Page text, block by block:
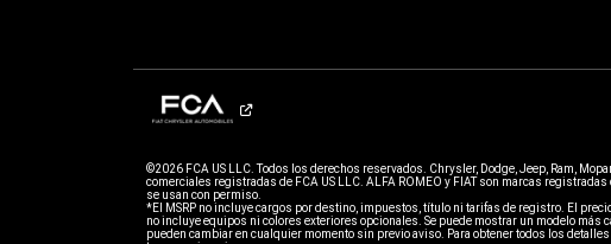
©2026 FCA US LLC. Todos los derechos reservados. Chrysler, Dodge, Jeep, Ram,
comerciales registradas de FCA US LLC. ALFA ROMEO y FIAT son marcas
se usan con permiso.
*El MSRP no incluye cargos por destino, impuestos, título ni tarifas de registro. El
no incluye equipos ni colores exteriores opcionales. Se puede mostrar un modelo más
pueden cambiar en cualquier momento sin previo aviso. Para obtener todos los